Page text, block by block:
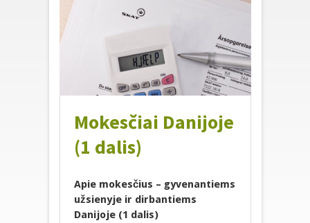
Mokesčiai Danijoje
(1 dalis)
Apie mokesčius – gyvenantiems
užsienyje ir dirbantiems
Danijoje (1 dalis)